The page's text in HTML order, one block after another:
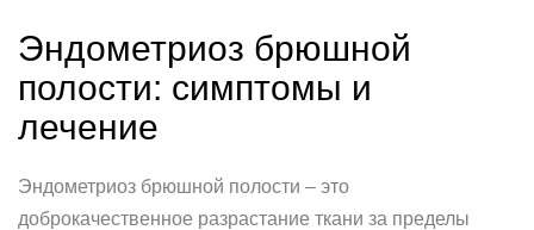
Эндометриоз брюшной
полости: симптомы и
лечение
Эндометриоз брюшной полости – это
доброкачественное разрастание ткани за пределы